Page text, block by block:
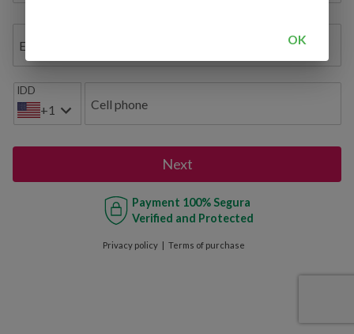
E-mail
IDD
+1 Cell phone
Next
Payment 100% Segura
Verified and Protected
Privacy policy Terms of purchase
OK